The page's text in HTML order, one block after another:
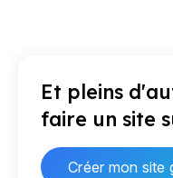
Et pleins
faire un site
Créer mon site